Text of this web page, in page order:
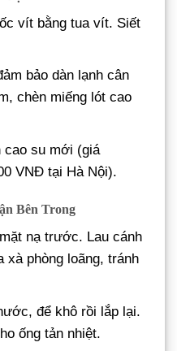
vít bằng tua vít. Siết
bảo dàn lạnh cân
chèn miếng lót cao
cao su mới (giá
VNĐ tại Hà Nội).
Bên Trong
nạ trước. Lau cánh
xà phòng loãng, tránh
để khô rồi lắp lại.
ống tản nhiệt.